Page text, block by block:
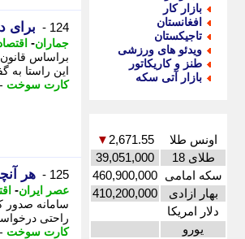
بازار کار
افغانستان
تاجیکستان
ویدئو های ورزشی
طنز و کاریکاتور
بازار آتی سکه
اونس طلا 2,671.55
▼
طلای 18
39,051,000
سکه امامی 460,900,000
بهار ازادی
410,200,000
دلار امریکا
یورو
124 - برای
جماران-
این راستا
کارت سوخت
125 - هر
عصر ایران-
سامانه صدور
راحتی
کارت سوخت